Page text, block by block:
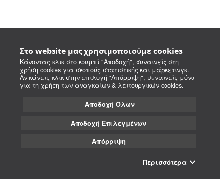
Στο website μας χρησιμοποιούμε cookies
Κάνοντας κλικ στο κουμπί "Αποδοχή", συναινείς στη
χρήση cookies για σκοπούς στατιστικής και μάρκετινγκ.
Αν κάνεις κλικ στην επιλογή "Απόρριψη", συναινείς μόνο
για τη χρήση των αναγκαίων & λειτουργικών cookies.
Αποδοχή Όλων
Αποδοχή Επιλεγμένων
Απόρριψη
Περισσότερα